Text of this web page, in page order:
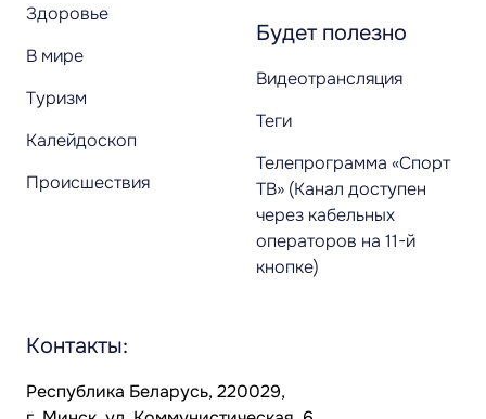
Здоровье
В мире
Туризм
Калейдоскоп
Происшествия
Будет полезно
Видеотрансляция
Теги
Телепрограмма «Спорт
ТВ» (Канал доступен
через кабельных
операторов на 11-й
кнопке)
Контакты:
Республика Беларусь, 220029,